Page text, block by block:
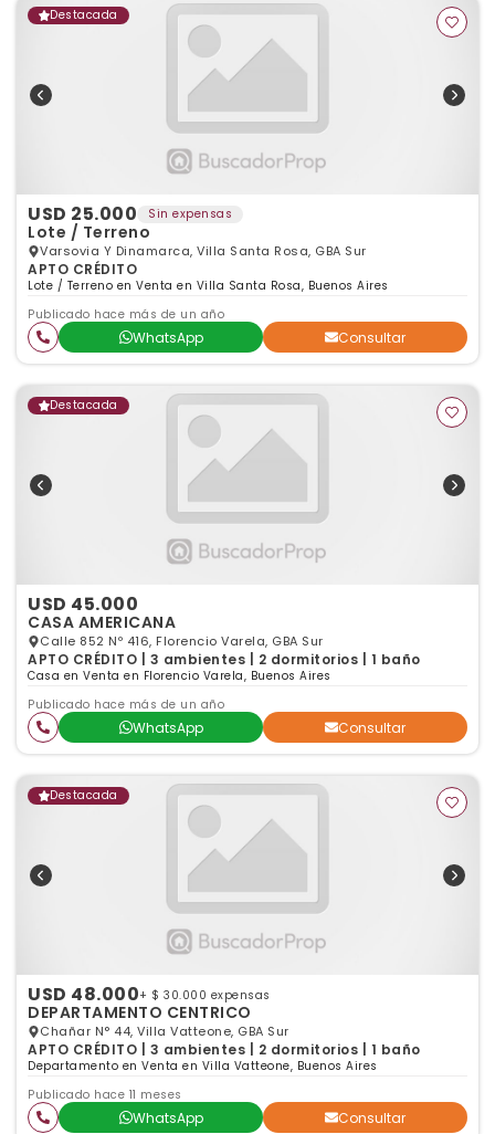
Destacada
USD 25.000 Sin expensas
Lote / Terreno
Varsovia Y Dinamarca, Villa Santa Rosa, GBA Sur
APTO CRÉDITO
Lote / Terreno en Venta en Villa Santa Rosa, Buenos Aires
Publicado hace más de un año
WhatsApp Consultar
Destacada
USD 45.000
CASA AMERICANA
Calle 852 Nº 416, Florencio Varela, GBA Sur
APTO CRÉDITO | 3 ambientes | 2 dormitorios | 1 baño
Casa en Venta en Florencio Varela, Buenos Aires
Publicado hace más de un año
WhatsApp Consultar
Destacada
USD 48.000+ $ 30.000 expensas
DEPARTAMENTO CENTRICO
Chañar N° 44, Villa Vatteone, GBA Sur
APTO CRÉDITO | 3 ambientes | 2 dormitorios | 1 baño
Departamento en Venta en Villa Vatteone, Buenos Aires
Publicado hace 11 meses
WhatsApp Consultar